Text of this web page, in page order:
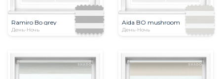
Ramiro Bo grey
День-Ночь
Aida BO mushroom
День-Ночь